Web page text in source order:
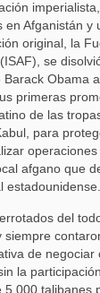
Afganistán y
original, la
se
Obama
primeras
de las
para
afgano que
estadounidense.
del
de
la
talibanes